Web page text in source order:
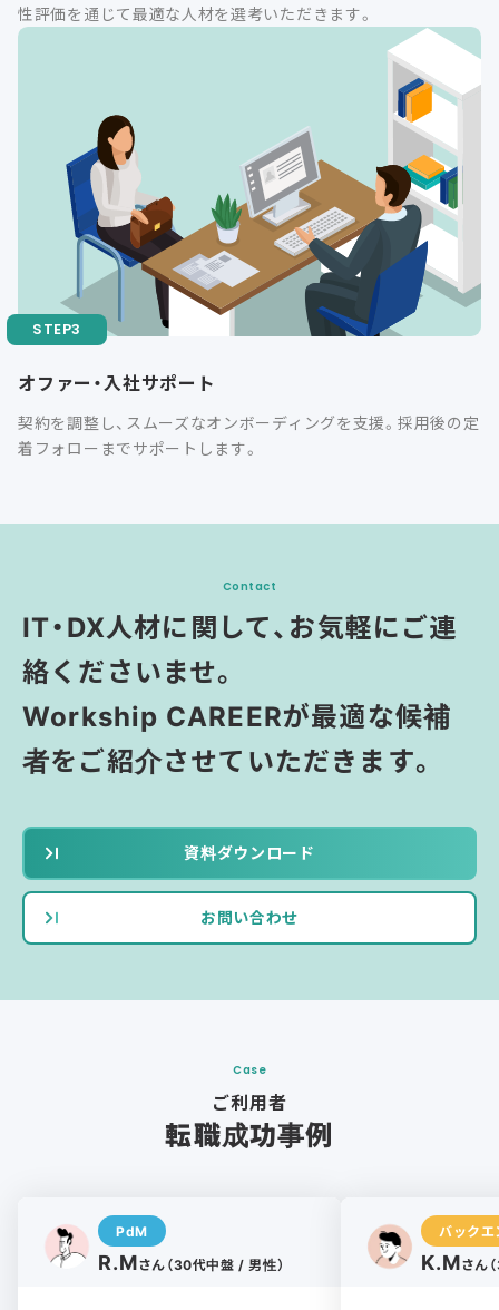
性評価を通じて最適な人材を選考いただきます。
オファー・入社サポート
契約を調整し、スムーズなオンボーディングを支援。採用後の定
着フォローまでサポートします。
Contact
IT・DX人材に関して、お気軽にご連
絡くださいませ。
Workship CAREERが最適な候補
者をご紹介させていただきます。
資料ダウンロード
お問い合わせ
Case
ご利用者
転職成功事例
PdM
R.Mさん（30代中盤 / 男性）
バック
K.Mさん